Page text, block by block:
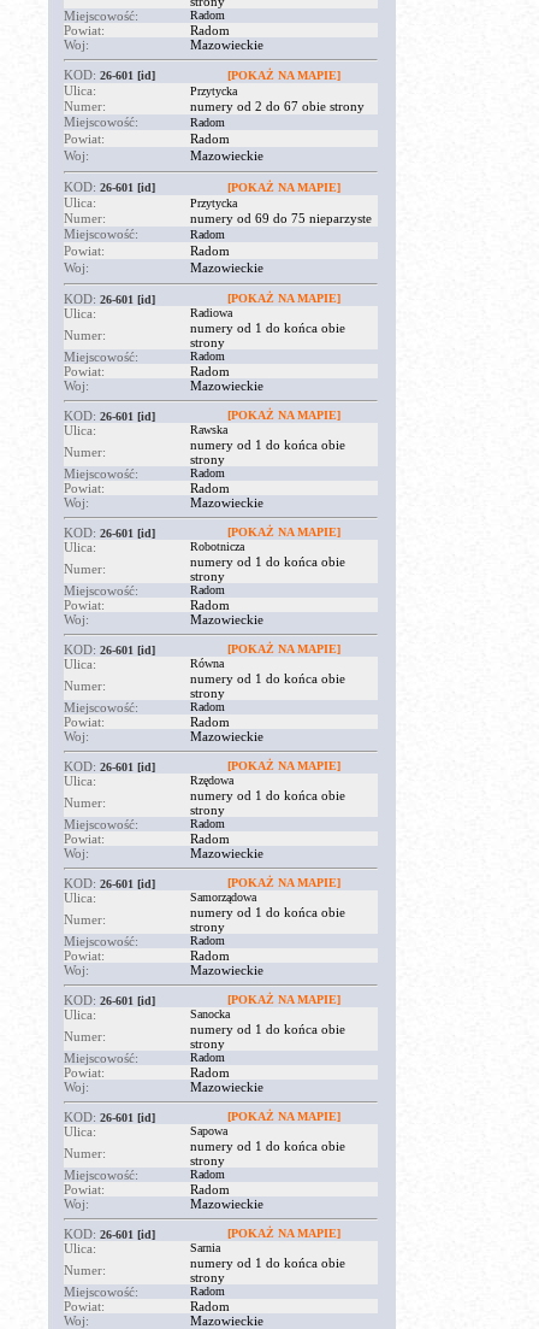
Miejscowość:
Radom
Powiat:
Radom
Woj:
Mazowieckie
KOD: 26-601 [id] [POKAŻ NA MAPIE]
Ulica: Przytycka
Numer:
numery od 2 do 67 obie strony
Miejscowość:
Radom
Powiat:
Radom
Woj:
Mazowieckie
KOD: 26-601 [id] [POKAŻ NA MAPIE]
Ulica: Przytycka
Numer:
numery od 69 do 75 nieparzyste
Miejscowość:
Radom
Powiat:
Radom
Woj:
Mazowieckie
KOD: 26-601 [id] [POKAŻ NA MAPIE]
Ulica: Radiowa
Numer:
numery od 1 do końca obie
strony
Miejscowość:
Radom
Powiat:
Radom
Woj:
Mazowieckie
KOD: 26-601 [id] [POKAŻ NA MAPIE]
Ulica: Rawska
Numer:
numery od 1 do końca obie
strony
Miejscowość:
Radom
Powiat:
Radom
Woj:
Mazowieckie
KOD: 26-601 [id] [POKAŻ NA MAPIE]
Ulica: Robotnicza
Numer:
numery od 1 do końca obie
strony
Miejscowość:
Radom
Powiat:
Radom
Woj:
Mazowieckie
KOD: 26-601 [id] [POKAŻ NA MAPIE]
Ulica: Równa
Numer:
numery od 1 do końca obie
strony
Miejscowość:
Radom
Powiat:
Radom
Woj:
Mazowieckie
KOD: 26-601 [id] [POKAŻ NA MAPIE]
Ulica: Rzędowa
Numer:
numery od 1 do końca obie
strony
Miejscowość:
Radom
Powiat:
Radom
Woj:
Mazowieckie
KOD: 26-601 [id] [POKAŻ NA MAPIE]
Ulica: Samorządowa
Numer:
numery od 1 do końca obie
strony
Miejscowość:
Radom
Powiat:
Radom
Woj:
Mazowieckie
KOD: 26-601 [id] [POKAŻ NA MAPIE]
Ulica: Sanocka
Numer:
numery od 1 do końca obie
strony
Miejscowość:
Radom
Powiat:
Radom
Woj:
Mazowieckie
KOD: 26-601 [id] [POKAŻ NA MAPIE]
Ulica: Sapowa
Numer:
numery od 1 do końca obie
strony
Miejscowość:
Radom
Powiat:
Radom
Woj:
Mazowieckie
KOD: 26-601 [id] [POKAŻ NA MAPIE]
Ulica: Sarnia
Numer:
numery od 1 do końca obie
strony
Miejscowość:
Radom
Powiat:
Radom
Woj:
Mazowieckie